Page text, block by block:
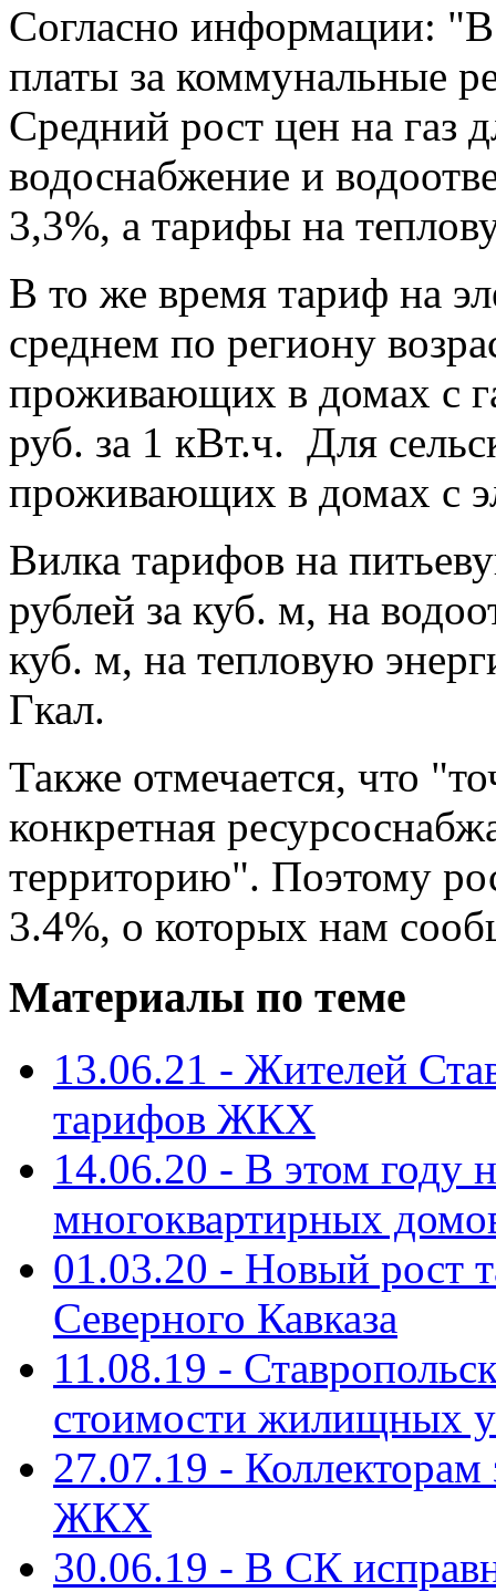
Согласно информации: "В
платы за коммунальные
Средний рост цен на газ
водоснабжение и
3,3%, а тарифы на
В то же время тариф на
среднем по региону
проживающих в домах с
руб. за 1 кВт.ч. Для
проживающих в домах с
Вилка тарифов на
рублей за куб. м, на
куб. м, на тепловую
Гкал.
Также отмечается, что
конкретная
территорию". Поэтому
3.4%, о которых нам
Материалы по теме
13.06.21 - Жителей
тарифов ЖКХ
14.06.20 - В этом году
многоквартирных
01.03.20 - Новый рост
Северного Кавказа
11.08.19 -
стоимости жилищных
27.07.19 - Коллекторам
ЖКХ
30.06.19 - В СК